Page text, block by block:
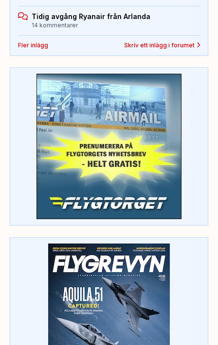
Tidig avgång Ryanair från Arlanda
14 kommentarer
Fler inlägg Skriv ett inlägg i forumet